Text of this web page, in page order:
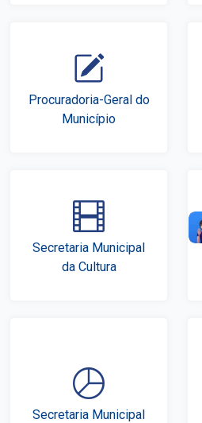
Procuradoria-Geral do
Município
Secretaria Municipal
da Cultura
Secretaria Municipal